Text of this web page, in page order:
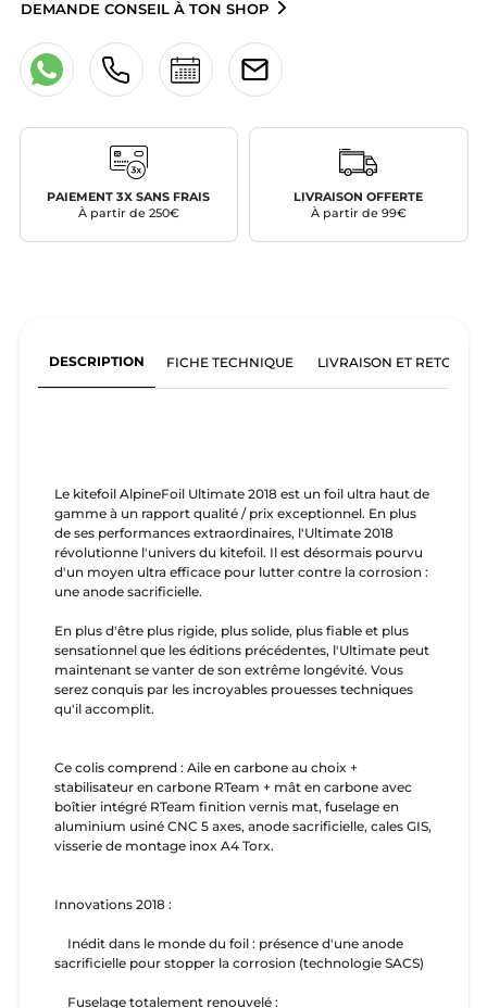
DEMANDE CONSEIL À TON SHOP
PAIEMENT 3X SANS FRAIS
À partir de 250€
LIVRAISON OFFERTE
À partir de 99€
DESCRIPTION FICHE TECHNIQUE LIVRAISON ET RETOURS
Le kitefoil AlpineFoil Ultimate 2018 est un foil ultra haut de
gamme à un rapport qualité / prix exceptionnel. En plus
de ses performances extraordinaires, l'Ultimate 2018
révolutionne l'univers du kitefoil. Il est désormais pourvu
d'un moyen ultra efficace pour lutter contre la corrosion :
une anode sacrificielle.
En plus d'être plus rigide, plus solide, plus fiable et plus
sensationnel que les éditions précédentes, l'Ultimate peut
maintenant se vanter de son extrême longévité. Vous
serez conquis par les incroyables prouesses techniques
qu'il accomplit.
Ce colis comprend : Aile en carbone au choix +
stabilisateur en carbone RTeam + mât en carbone avec
boîtier intégré RTeam finition vernis mat, fuselage en
aluminium usiné CNC 5 axes, anode sacrificielle, cales GIS,
visserie de montage inox A4 Torx.
Innovations 2018 :
Inédit dans le monde du foil : présence d'une anode
sacrificielle pour stopper la corrosion (technologie SACS)
Fuselage totalement renouvelé :